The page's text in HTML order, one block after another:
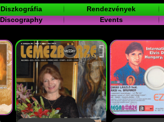
Diszkográfia Rendezvények
Discography Events